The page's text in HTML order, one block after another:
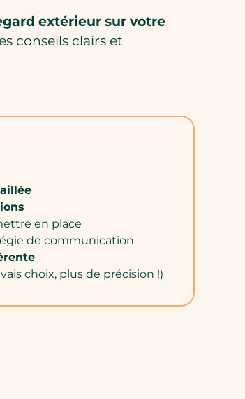
extérieur sur votre
conseils clairs et
en place
de communication
choix, plus de précision !)